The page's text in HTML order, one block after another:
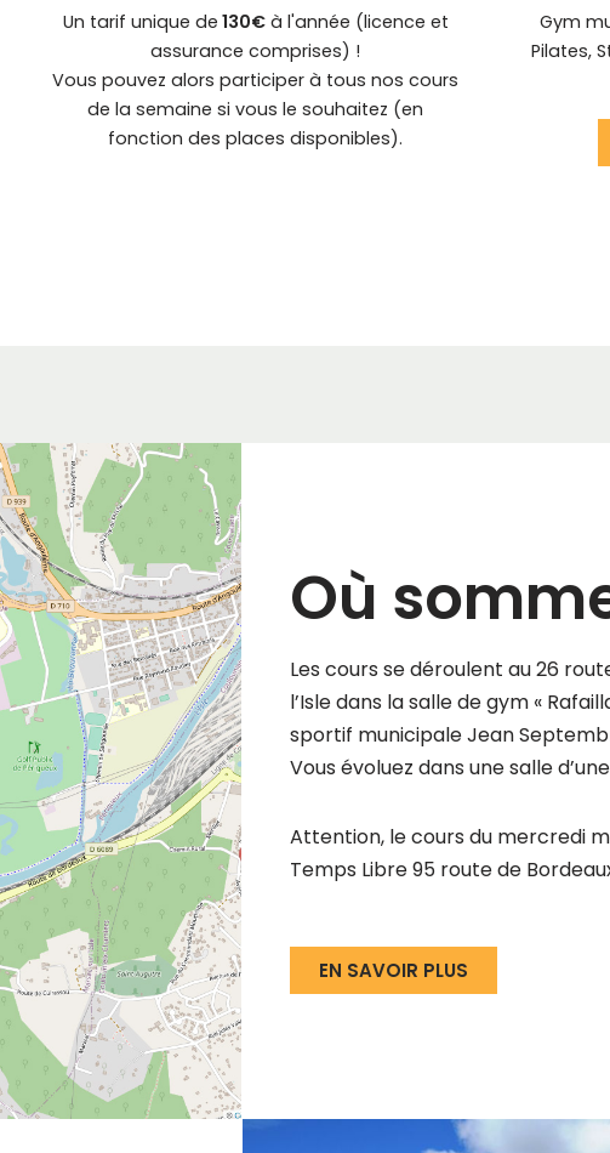
Un tarif unique de 130€à l'année (licence et
assurance comprises) !
Vous pouvez alors participer à tous nos cours
de la semaine si vous le souhaitez (en
fonction des places disponibles).
Gym
Pilates,
Où
Les cours se déroulent au 26
l’Isle dans la salle de gym «
sportif municipale Jean
Vous évoluez dans une salle
Attention, le cours du mercredi
Temps Libre 95 route de
EN SAVOIR PLUS